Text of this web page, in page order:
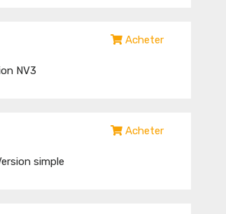
NV3
Acheter
simple
Acheter